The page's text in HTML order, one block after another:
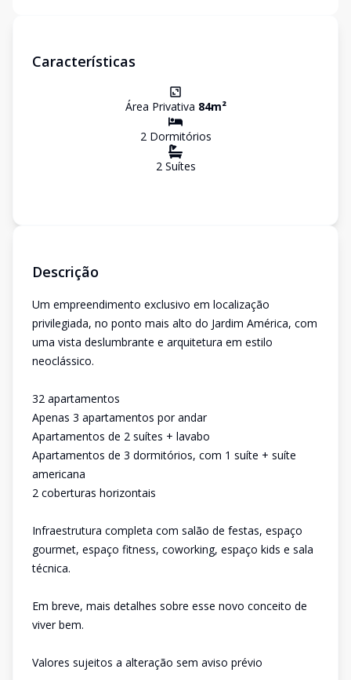
Características
Área Privativa 84m²
2Dormitórios
2Suítes
Descrição
Um empreendimento exclusivo em localização
privilegiada, no ponto mais alto do Jardim América, com
uma vista deslumbrante e arquitetura em estilo
neoclássico.
32 apartamentos
Apenas 3 apartamentos por andar
Apartamentos de 2 suítes + lavabo
Apartamentos de 3 dormitórios, com 1 suíte + suíte
americana
2 coberturas horizontais
Infraestrutura completa com salão de festas, espaço
gourmet, espaço fitness, coworking, espaço kids e sala
técnica.
Em breve, mais detalhes sobre esse novo conceito de
viver bem.
Valores sujeitos a alteração sem aviso prévio